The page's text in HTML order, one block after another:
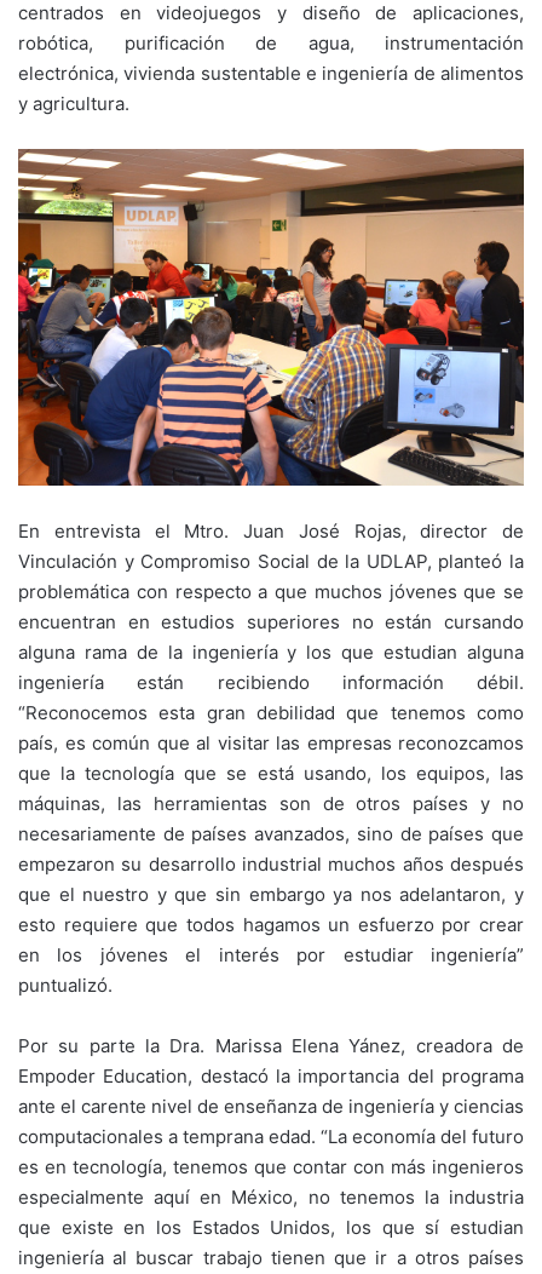
centrados en videojuegos y diseño de aplicaciones,
robótica, purificación de agua, instrumentación
electrónica, vivienda sustentable e ingeniería de alimentos
y agricultura.
En entrevista el Mtro. Juan José Rojas, director de
Vinculación y Compromiso Social de la UDLAP, planteó la
problemática con respecto a que muchos jóvenes que se
encuentran en estudios superiores no están cursando
alguna rama de la ingeniería y los que estudian alguna
ingeniería están recibiendo información débil.
“Reconocemos esta gran debilidad que tenemos como
país, es común que al visitar las empresas reconozcamos
que la tecnología que se está usando, los equipos, las
máquinas, las herramientas son de otros países y no
necesariamente de países avanzados, sino de países que
empezaron su desarrollo industrial muchos años después
que el nuestro y que sin embargo ya nos adelantaron, y
esto requiere que todos hagamos un esfuerzo por crear
en los jóvenes el interés por estudiar ingeniería”
puntualizó.
Por su parte la Dra. Marissa Elena Yánez, creadora de
Empoder Education, destacó la importancia del programa
ante el carente nivel de enseñanza de ingeniería y ciencias
computacionales a temprana edad. “La economía del futuro
es en tecnología, tenemos que contar con más ingenieros
especialmente aquí en México, no tenemos la industria
que existe en los Estados Unidos, los que sí estudian
ingeniería al buscar trabajo tienen que ir a otros países